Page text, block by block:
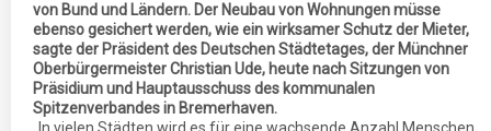
von Bund und Ländern. Der Neubau von Wohnungen müsse
ebenso gesichert werden, wie ein wirksamer Schutz der Mieter,
sagte der Präsident des Deutschen Städtetages, der Münchner
Oberbürgermeister Christian Ude, heute nach Sitzungen von
Präsidium und Hauptausschuss des kommunalen
Spitzenverbandes in Bremerhaven.